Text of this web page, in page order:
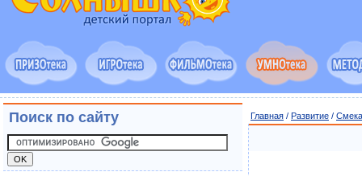
Главная / Развитие /
Поиск по сайту